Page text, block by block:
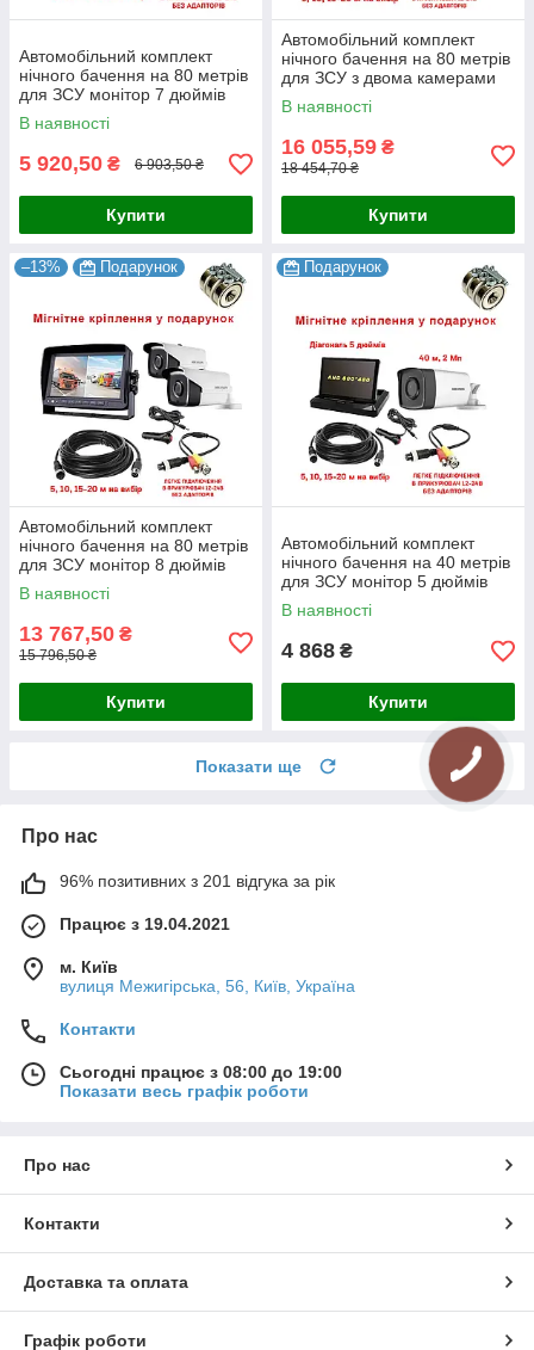
Автомобільний комплект
нічного бачення на 80 метрів
для ЗСУ монітор 7 дюймів
800x480
В наявності
5 920,50 ₴ 6 903,50 ₴
Купити
Автомобільний комплект
нічного бачення на 80 метрів
для ЗСУ з двома камерами
В наявності
16 055,59 ₴
18 454,70 ₴
Купити
–13% Подарунок
Автомобільний комплект
нічного бачення на 80 метрів
для ЗСУ монітор 8 дюймів
В наявності
13 767,50 ₴
15 796,50 ₴
Купити
Подарунок
Автомобільний комплект
нічного бачення на 40 метрів
для ЗСУ монітор 5 дюймів
В наявності
4 868 ₴
Купити
Показати ще
Про нас
96% позитивних з 201 відгука за рік
Працює з 19.04.2021
м. Київ
вулиця Межигірська, 56, Київ, Україна
Контакти
Сьогодні працює з 08:00 до 19:00
Показати весь графік роботи
Про нас
Контакти
Доставка та оплата
Графік роботи